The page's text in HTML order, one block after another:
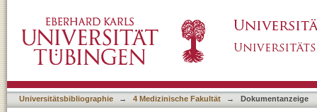
outcome after lumbar spinal fusion
Universitätsbibliographie → 4 Medizinische Fakultät → Dokumentanzeige